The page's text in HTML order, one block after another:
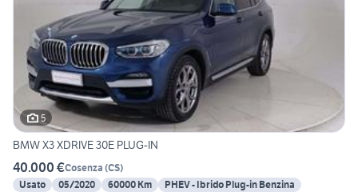
5
BMW X3 XDRIVE 30E PLUG-IN
40.000 €Cosenza (CS)
Usato
05/2020 60000 Km
PHEV - Ibrido Plug-in Benzina